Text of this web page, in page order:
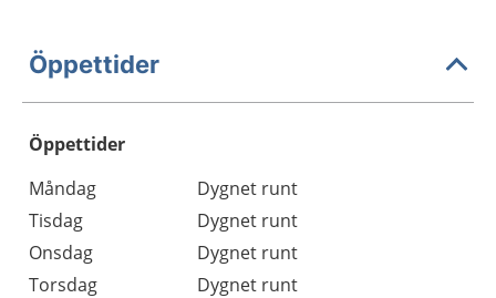
Öppettider
Öppettider
Dag
Öppettider
Kommentarer
Måndag
Dygnet runt
Tisdag
Dygnet runt
Onsdag
Dygnet runt
Torsdag
Dygnet runt